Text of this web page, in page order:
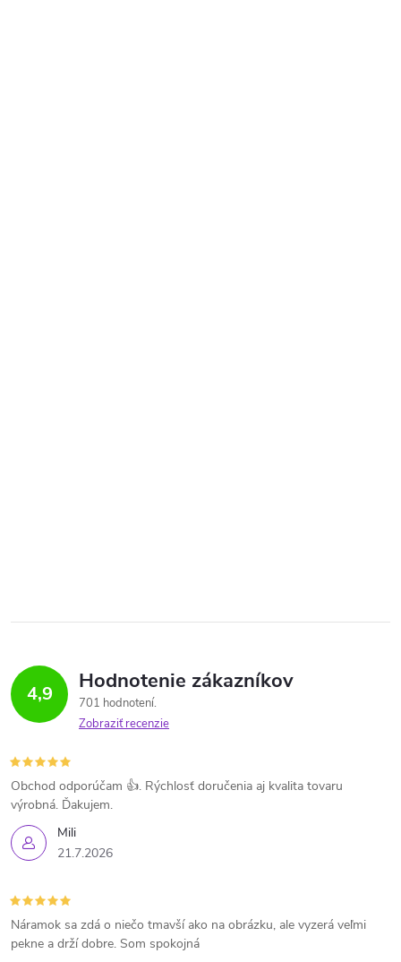
4,9 Hodnotenie zákazníkov
701 hodnotení
Zobraziť recenzie
Mili
21.7.2026
Obchod odporúčam 👍. Rýchlosť doručenia aj kvalita tovaru
výrobná. Ďakujem.
Náramok sa zdá o niečo tmavší ako na obrázku, ale vyzerá veľmi
pekne a drží dobre. Som spokojná